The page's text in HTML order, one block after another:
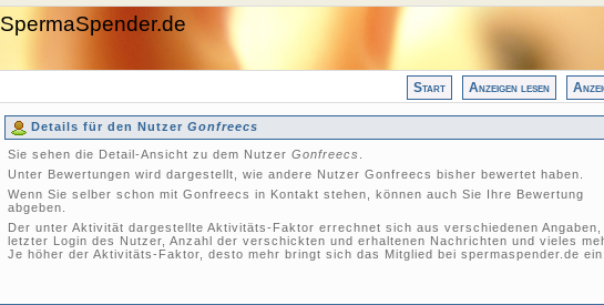
SpermaSpender.de
Start Anzeigen lesen
Details für den Nutzer Gonfreecs
Sie sehen die Detail-Ansicht zu dem Nutzer Gonfreecs
Unter Bewertungen wird dargestellt, wie andere Nutzer Gonfreecs bisher bewertet haben.
Wenn Sie selber schon mit Gonfreecs in Kontakt stehen, können auch Sie Ihre Bewertung
abgeben.
Der unter Aktivität dargestellte Aktivitäts-Faktor errechnet sich aus verschiedenen Angaben,
letzter Login des Nutzer, Anzahl der verschickten und erhaltenen Nachrichten und vieles
Je höher der Aktivitäts-Faktor, desto mehr bringt sich das Mitglied bei spermaspender.de ein.